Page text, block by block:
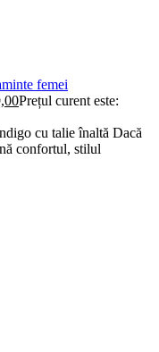
femei
Prețul curent este:
cu talie înaltă Dacă
confortul, stilul